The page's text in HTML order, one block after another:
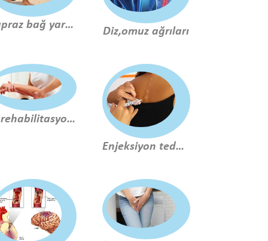
Çapraz bağ yaralanmaları ve tedavisi
Diz,omuz ağrıları
El rehabilitasyonu
Enjeksiyon tedavisi